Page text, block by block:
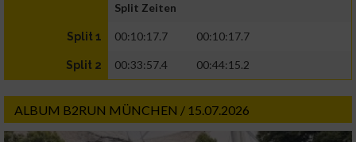
Split Zeiten
Split 1 00:10:17.7 00:10:17.7
Split 2 00:33:57.4 00:44:15.2
ALBUM B2RUN MÜNCHEN / 15.07.2026